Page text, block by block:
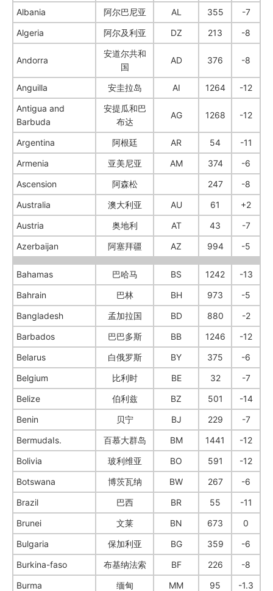
Albania
阿尔巴尼亚 AL 355
-7
Algeria
阿尔及利亚 DZ 213 -8
Andorra
安道尔共和
国
AD 376 -8
Anguilla 安圭拉岛 AI 1264
-12
Antigua and
Barbuda
安提瓜和巴
布达
AG 1268 -12
Argentina 阿根廷 AR 54
-11
Armenia
亚美尼亚 AM 374
-6
Ascension
阿森松 247
-8
Australia
澳大利亚 AU 61
+2
Austria
奥地利 AT 43
-7
Azerbaijan
阿塞拜疆 AZ 994 -5
Bahamas 巴哈马 BS 1242
-13
Bahrain
巴林 BH 973
-5
Bangladesh
孟加拉国 BD 880
-2
Barbados
巴巴多斯 BB 1246
-12
Belarus
白俄罗斯 BY 375
-6
Belgium
比利时 BE 32
-7
Belize
伯利兹 BZ 501
-14
Benin
贝宁 BJ 229
-7
BermudaIs.
百慕大群岛 BM 1441
-12
Bolivia
玻利维亚 BO 591
-12
Botswana
博茨瓦纳 BW 267
-6
Brazil
巴西 BR 55
-11
Brunei
文莱 BN 673
0
Bulgaria
保加利亚 BG 359
-6
Burkina-faso
布基纳法索 BF 226
-8
Burma
缅甸 MM 95
-1.3